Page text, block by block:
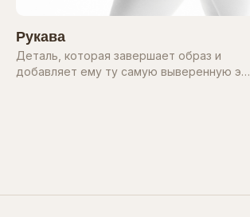
Рукава
Деталь, которая завершает образ и
добавляет ему ту самую выверенную э…